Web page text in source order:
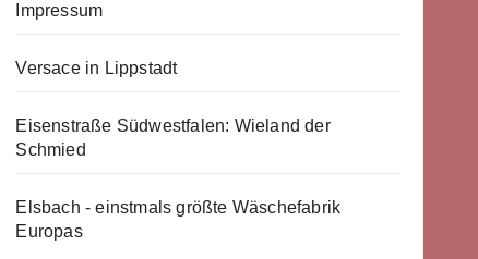
Impressum
Versace in Lippstadt
Eisenstraße Südwestfalen: Wieland der
Schmied
Elsbach - einstmals größte Wäschefabrik
Europas